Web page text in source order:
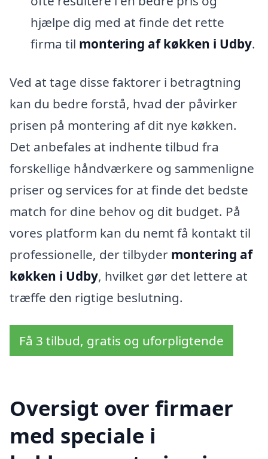
hjælpe dig med at finde det rette
firma til montering af køkken i Udby.
Ved at tage disse faktorer i betragtning
kan du bedre forstå, hvad der påvirker
prisen på montering af dit nye køkken.
Det anbefales at indhente tilbud fra
forskellige håndværkere og sammenligne
priser og services for at finde det bedste
match for dine behov og dit budget. På
vores platform kan du nemt få kontakt til
professionelle, der tilbyder montering af
køkken i Udby, hvilket gør det lettere at
træffe den rigtige beslutning.
Få 3 tilbud, gratis og uforpligtende
Oversigt over firmaer
med speciale i